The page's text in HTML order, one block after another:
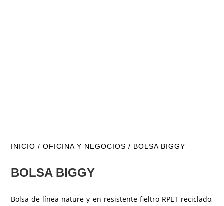
INICIO /OFICINA Y NEGOCIOS / BOLSA BIGGY
BOLSA BIGGY
Bolsa de línea nature y en resistente fieltro RPET reciclado,